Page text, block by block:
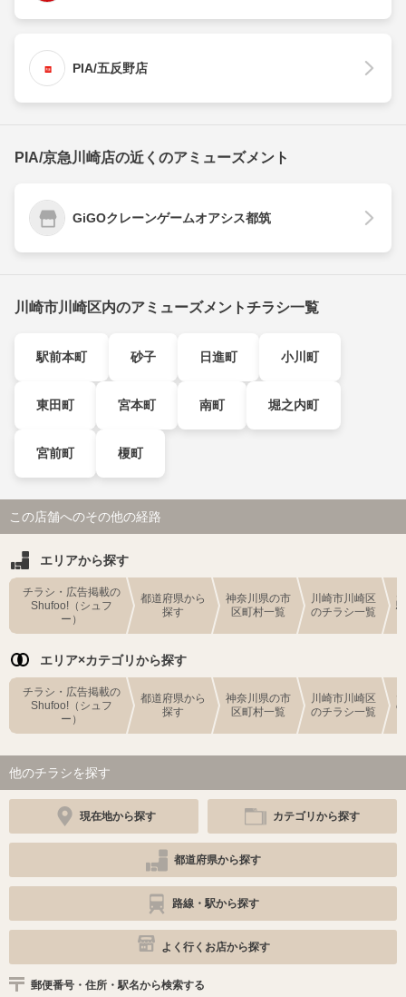
PIA/五反野店
PIA/京急川崎店の近くのアミューズメント
GiGOクレーンゲームオアシス都筑
川崎市川崎区内のアミューズメントチラシ一覧
駅前本町 砂子 日進町 小川町
東田町 宮本町 南町 堀之内町
宮前町 榎町
この店舗へのその他の経路
エリアから探す
チラシ・広告掲載の
Shufoo!（シュフ
ー）
都道府県から
探す
神奈川県の市
区町村一覧
川崎市川崎区
のチラシ一覧
エリア×カテゴリから探す
チラシ・広告掲載の
Shufoo!（シュフ
ー）
都道府県から
探す
神奈川県の市
区町村一覧
川崎市川崎区
のチラシ一覧
他のチラシを探す
現在地から探す カテゴリから探す
都道府県から探す
路線・駅から探す
よく行くお店から探す
郵便番号・住所・駅名から検索する